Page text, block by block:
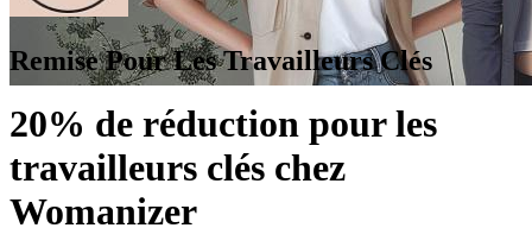
Remise Pour Les Travailleurs Clés
20% de réduction pour les
travailleurs clés chez
Womanizer